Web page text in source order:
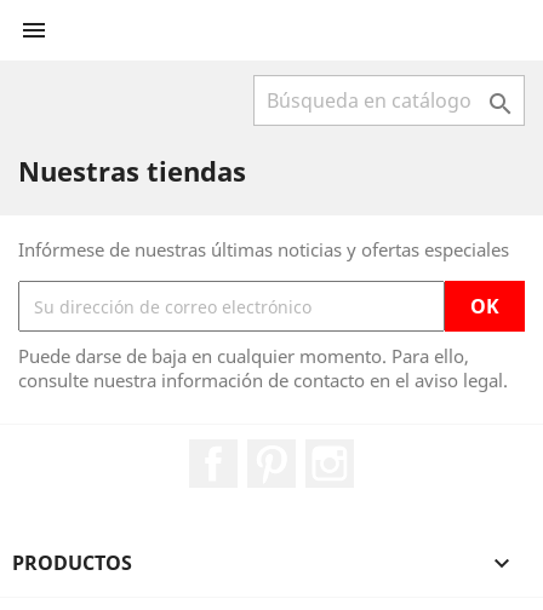


Nuestras tiendas
Infórmese de nuestras últimas noticias y ofertas especiales
Puede darse de baja en cualquier momento. Para ello,
consulte nuestra información de contacto en el aviso legal.
PRODUCTOS 